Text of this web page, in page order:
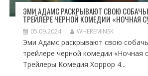
ЭМИ АДАМС РАСКРЫВАЮТ СВОЮ
ТРЕЙЛЕРЕ ЧЕРНОЙ КОМЕДИИ «НОЧНАЯ
05.09.2024 WHEREMINSK
Эми Адамс раскрывают свою
трейлере черной комедии «Ночная
Трейлеры Комедия Хоррор 4...